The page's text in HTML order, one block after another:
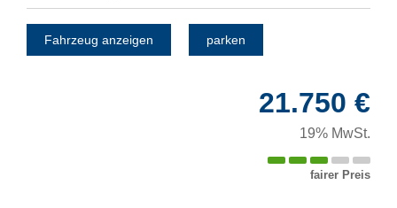
Fahrzeug anzeigen parken
21.750 €
19% MwSt.
fairer Preis